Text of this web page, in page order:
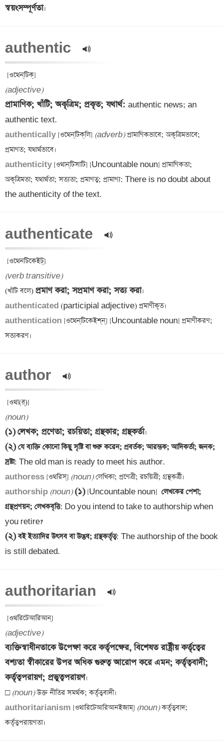
স্বয়ংসম্পূর্ণতা
authentic
(adjective)
প্রামাণিক; খাঁটি; অকৃত্রিম; প্রকৃত; যথার্থ: authentic news; an
authentically
[ওথেন্‌টিক্‌লি] (adverb) প্রামাণিকভাবে; অকৃত্রিমভাবে;
authenticity [ওথান্‌টিসাটি] [Uncountable noun] প্রামাণিকতা;
অকৃত্রিমতা; যথার্থতা; সত্যতা; প্রমাণত্ব; প্রামাণ্য: There is no doubt about
the authenticity of the text.
authenticate
(verb transitive)
(খাঁটি বলে) প্রমাণ করা; সপ্রমাণ করা; সত্য করা
authenticated
authentication [ওথেন্‌টিকেইশ্‌ন্] [Uncountable noun] প্রমাণীকরণ;
author
(noun)
(১)লেখক; প্রণেতা; রচয়িতা; গ্রন্থকার; গ্রন্থকর্তা
(২) যে ব্যক্তি কোনো কিছু সৃষ্টি বা শুরু করেন; প্রবর্তক; আরম্ভক; আদিকর্তা; জনক;
স্রষ্টা
authoress [ওথরিস্] (noun)
authorship (noun) (১) [Uncountable noun]
  লেখকের পেশা;
গ্রন্থপ্রণয়ন; লেখকবৃত্তি: Do you intend to take to authorship when
(২) বই ইত্যাদির উৎসব বা উদ্ভব; গ্রন্থকর্তৃত্ব: The authorship of the book
is still debated.
authoritarian
(adjective)
ব্যক্তিস্বাধীনতাকে উপেক্ষা করে কর্তৃপক্ষের, বিশেষত রাষ্ট্রীয় কর্তৃত্বের
বশ্যতা স্বীকারের উপর অধিক গুরুত্ব আরোপ করে এমন; কর্তৃত্ববাদী;
কর্তৃত্বপরায়ণ; প্রভুত্বপরায়ণ।
□ (noun)
authoritarianism [ওথারিটেআরিআনইজাম্] (noun) কর্তৃত্ববাদ;